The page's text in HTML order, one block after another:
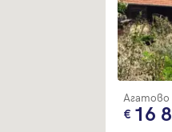
Агатово
16